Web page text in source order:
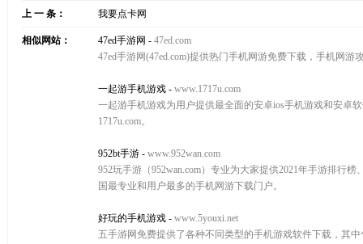
上 一 条： 我要点卡网
相似网站： 47ed手游网 - 47ed.com
47ed手游网(47ed.com)提供热门手机网游免费下载，手机网
一起游手机游戏 - www.1717u.com
一起游手机游戏为用户提供最全面的安卓ios手机游戏和安卓
1717u.com。
952bt手游 - www.952wan.com
952玩手游（952wan.com）专业为大家提供2021年手游排行
国最专业和用户最多的手机网游下载门户。
好玩的手机游戏 - www.5youxi.net
五手游网免费提供了各种不同类型的手机游戏软件下载，其